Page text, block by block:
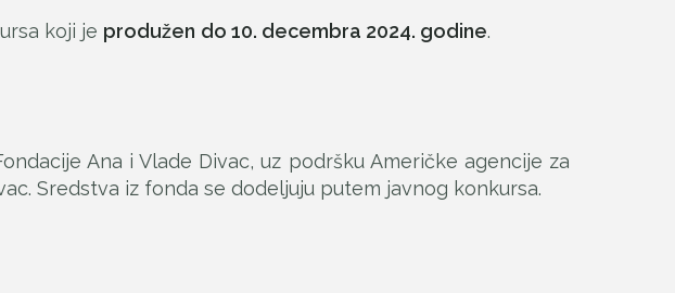
koji je produžen do 10. decembra 2024. godine.
Ana i Vlade Divac, uz podršku Američke agencije za
Sredstva iz fonda se dodeljuju putem javnog konkursa.